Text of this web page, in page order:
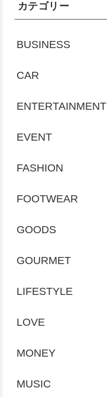
カテゴリー
BUSINESS
CAR
ENTERTAINMENT
EVENT
FASHION
FOOTWEAR
GOODS
GOURMET
LIFESTYLE
LOVE
MONEY
MUSIC